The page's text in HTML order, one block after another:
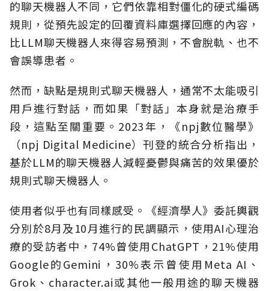
的聊天機器人不同，它們依靠相對僵化的硬式編碼
規則，從預先設定的回覆資料庫選擇回應的內容，
比LLM聊天機器人來得容易預測，不會脫軌、也不
會誤導患者。
然而，缺點是規則式聊天機器人，通常不太能吸引
用戶進行對話，而如果「對話」本身就是治療手
段，這點至關重要。2023年，《npj數位醫學》
（npj Digital Medicine）刊登的統合分析指出，
基於LLM的聊天機器人減輕憂鬱與痛苦的效果優於
規則式聊天機器人。
使用者似乎也有同樣感受。《經濟學人》委託輿觀
分別於8月及10月進行的民調顯示，使用AI心理治
療的受訪者中，74%曾使用ChatGPT，21%使用
Google的Gemini，30%表示曾使用Meta AI、
Grok、character.ai或其他一般用途的聊天機器